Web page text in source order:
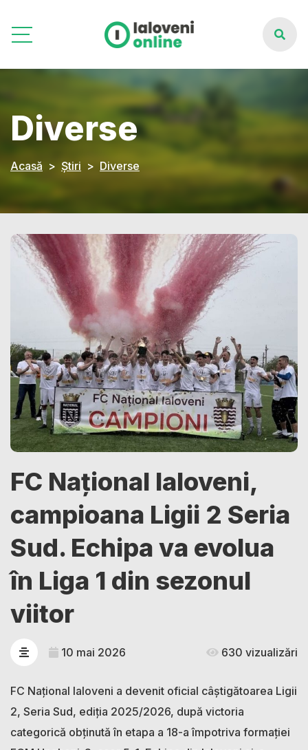
Diverse
Acasă Știri Diverse
FC Național Ialoveni,
campioana Ligii 2 Seria
Sud. Echipa va evolua
în Liga 1 din sezonul
viitor
10 mai 2026 630 vizualizări
FC Național Ialoveni a devenit oficial câștigătoarea Ligii
2, Seria Sud, ediția 2025/2026, după victoria
categorică obținută în etapa a 18-a împotriva formației